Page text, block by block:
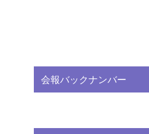
会報バックナンバー